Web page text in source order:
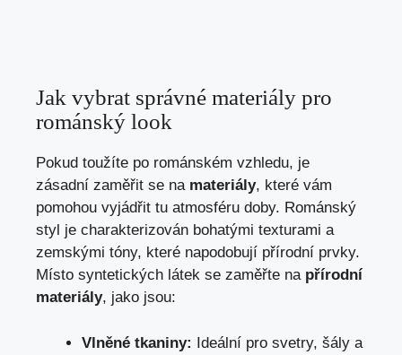
Jak vybrat správné materiály pro
románský look
Pokud toužíte po románském vzhledu, je
zásadní zaměřit se na materiály, které vám
pomohou vyjádřit tu atmosféru doby. Románský
styl je charakterizován bohatými texturami a
zemskými tóny, které napodobují přírodní prvky.
Místo syntetických látek se zaměřte na přírodní
materiály, jako jsou:
Vlněné tkaniny: Ideální pro svetry, šály a